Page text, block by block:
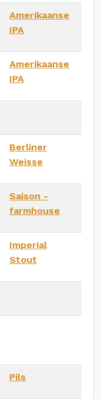
Amerikaanse
IPA
Amerikaanse
IPA
Berliner
Weisse
Saison -
farmhouse
Imperial
Stout
Pils